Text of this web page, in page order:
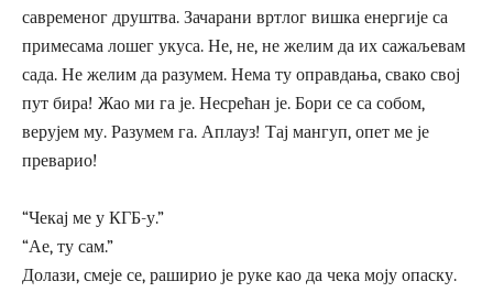
савременог друштва. Зачарани вртлог вишка енергије са
примесама лошег укуса. Не, не, не желим да их сажаљевам
сада. Не желим да разумем. Нема ту оправдања, свако свој
пут бира! Жао ми га је. Несрећан је. Бори се са собом,
верујем му. Разумем га. Аплауз! Тај мангуп, опет ме је
преварио!
“Чекај ме у КГБ-у.”
“Ае, ту сам.”
Долази, смеје се, раширио је руке као да чека моју опаску.